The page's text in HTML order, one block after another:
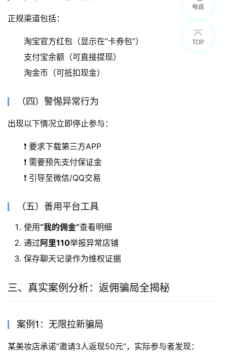
正规渠道包括：
淘宝官方红包（显示在”卡券包”）
支付宝余额（可直接提现）
淘金币（可抵扣现金）
（四）警惕异常行为
出现以下情况立即停止参与：
❗ 要求下载第三方APP
❗ 需要预先支付保证金
❗ 引导至微信/QQ交易
（五）善用平台工具
使用“我的佣金”查看明细
通过阿里110举报异常店铺
保存聊天记录作为维权证据
三、真实案例分析：返佣骗局全揭秘
案例1：无限拉新骗局
某美妆店承诺”邀请3人返现50元”，实际参与者发现：